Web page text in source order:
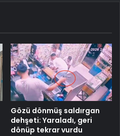
Gözü dönmüş saldırgan
dehşeti: Yaraladı, geri
dönüp tekrar vurdu